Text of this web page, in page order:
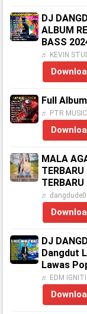
DJ
ALBUM
BASS
♬ KEVIN
Full
♬ PTR
MALA
♬
DJ
Dangdut
Lawas
♬ EDM